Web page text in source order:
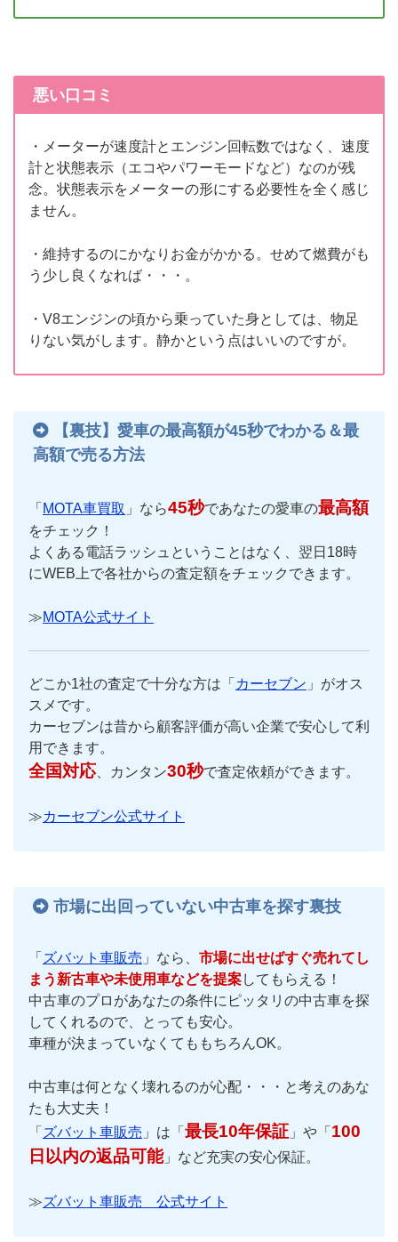
悪い口コミ
・メーターが速度計とエンジン回転数ではなく、速度
計と状態表示（エコやパワーモードなど）なのが残
念。状態表示をメーターの形にする必要性を全く感じ
ません。
・維持するのにかなりお金がかかる。せめて燃費がも
う少し良くなれば・・・。
・V8エンジンの頃から乗っていた身としては、物足
りない気がします。静かという点はいいのですが。
【裏技】愛車の最高額が45秒でわかる＆最
高額で売る方法
「 MOTA車買取 」なら45秒であなたの愛車の最高額
をチェック！
よくある電話ラッシュということはなく、翌日18時
にWEB上で各社からの査定額をチェックできます。
≫MOTA公式サイト
どこか1社の査定で十分な方は「 カーセブン 」がオス
スメです。
カーセブンは昔から顧客評価が高い企業で安心して利
用できます。
全国対応、カンタン30秒で査定依頼ができます。
≫カーセブン公式サイト
市場に出回っていない中古車を探す裏技
「 ズバット車販売 」なら、 市場に出せばすぐ売れてし
まう新古車や未使用車などを提案してもらえる！
中古車のプロがあなたの条件にピッタリの中古車を探
してくれるので、とっても安心。
車種が決まっていなくてももちろんOK。
中古車は何となく壊れるのが心配・・・と考えのあな
たも大丈夫！
「 ズバット車販売 」は「 最長10年保証 」や「 100
日以内の返品可能」など充実の安心保証。
≫ズバット車販売 公式サイト